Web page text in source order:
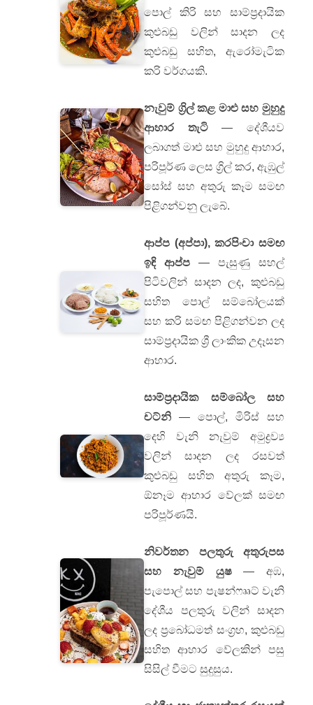
පොල් කිරි සහ සාම්ප්‍රදායික
කුළුබඩු වලින් සාදන ලද
කුළුබඩු සහිත, ඇරෝමැටික
කරි වර්ගයකි.
නැවුම් ග්‍රිල් කළ මාළු සහ මුහුදු
ආහාර තැටි— දේශීයව
ලබාගත් මාළු සහ මුහුදු ආහාර,
පරිපූර්ණ ලෙස ග්‍රිල් කර, ඇඹුල්
සෝස් සහ අතුරු කෑම සමඟ
පිළිගන්වනු ලැබේ.
ආප්ප (අප්පා), කරපිංචා සමඟ
ඉඳි ආප්ප — පැසුණු සහල්
පිටිවලින් සාදන ලද, කුළුබඩු
සහිත පොල් සම්බෝලයක්
සහ කරි සමඟ පිළිගන්වන ලද
සාම්ප්‍රදායික ශ්‍රී ලාංකික උදෑසන
ආහාර.
සාම්ප්‍රදායික සම්බෝල සහ
චට්නි — පොල්, මිරිස් සහ
දෙහි වැනි නැවුම් අමුද්‍රව්‍ය
වලින් සාදන ලද රසවත්
කුළුබඩු සහිත අතුරු කෑම,
ඕනෑම ආහාර වේලක් සමඟ
පරිපූර්ණයි.
නිවර්තන පලතුරු අතුරුපස
සහ නැවුම් යුෂ— අඹ,
පැපොල් සහ පැෂන්ෆෲට් වැනි
දේශීය පලතුරු වලින් සාදන
ලද ප්‍රබෝධමත් සංග්‍රහ, කුළුබඩු
සහිත ආහාර වේලකින් පසු
සිසිල් වීමට සුදුසුය.